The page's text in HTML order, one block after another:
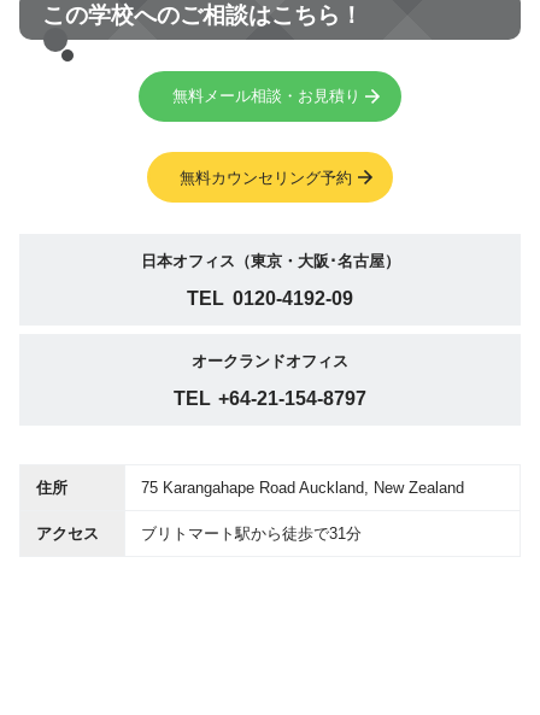
この学校へのご相談はこちら！
無料メール相談・お見積り
無料カウンセリング予約
日本オフィス（東京・大阪･名古屋）
TEL 0120-4192-09
オークランドオフィス
TEL +64-21-154-8797
住所 75 Karangahape Road Auckland, New Zealand
アクセス ブリトマート駅から徒歩で31分